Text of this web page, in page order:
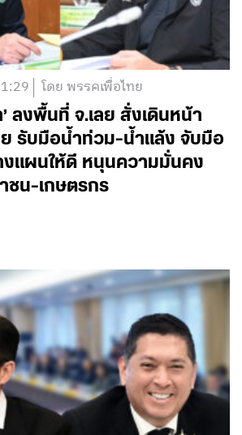
โดย พรรคเพื่อไทย
ลงพื้นที่ จ.เลย สั่งเดินหน้า
รับมือน้ำท่วม-น้ำแล้ง จับมือ
แผนให้ดี หนุนความมั่นคง
ชน-เกษตรกร